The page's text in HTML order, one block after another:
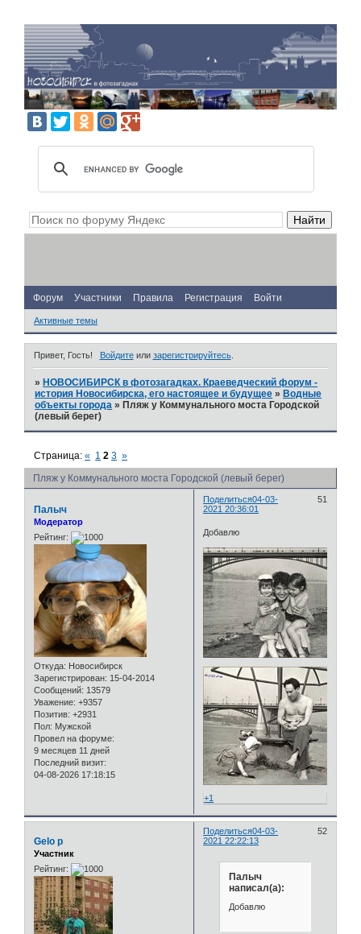
Форум Участники Правила Регистрация Войти
Активные темы
Привет, Гость! Войдитеили зарегистрируйтесь.
» НОВОСИБИРСК в фотозагадках. Краеведческий форум -
история Новосибирска, его настоящее и будущее » Водные
объекты города » Пляж у Коммунального моста Городской
(левый берег)
Пляж у Коммунального моста Городской (левый берег)
Страница:« 1 2 3 »
Поделиться 51
04-03-
2021 20:36:01
Палыч
Модератор
Рейтинг:
Откуда: Новосибирск
Зарегистрирован: 15-04-2014
Сообщений: 13579
Уважение: +9357
Позитив: +2931
Пол: Мужской
Провел на форуме:
9 месяцев 11 дней
Последний визит:
04-08-2026 17:18:15
Добавлю
+1
Поделиться 52
04-03-
2021 22:22:13
Gelo p
Участник
Рейтинг:
Палыч
написал(а):
Добавлю